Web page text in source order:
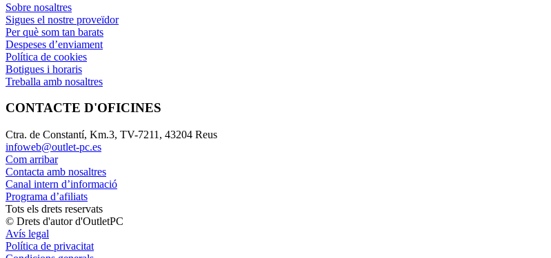
Sobre nosaltres
Sigues el nostre proveïdor
Per què som tan barats
Despeses d’enviament
Política de cookies
Botigues i horaris
Treballa amb nosaltres
CONTACTE D'OFICINES
Ctra. de Constantí, Km.3, TV-7211, 43204 Reus
infoweb@outlet-pc.es
Com arribar
Contacta amb nosaltres
Canal intern d’informació
Programa d’afiliats
Tots els drets reservats
© Drets d'autor d'OutletPC
Avís legal
Política de privacitat